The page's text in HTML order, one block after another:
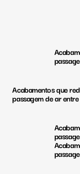
Acabamentos que
passagem de ar